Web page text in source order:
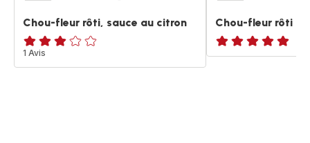
Chou-fleur rôti, sauce au citron
Avis
3
1 Avis
Chou-fleur rôti
Avis